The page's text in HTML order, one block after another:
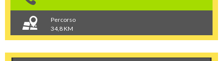
Percorso
34,8 KM